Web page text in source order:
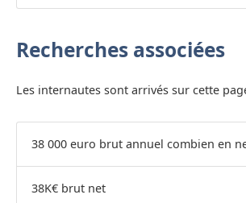
Recherches associées
Les internautes sont arrivés sur cette
38 000 euro brut annuel combien en
38K€ brut net